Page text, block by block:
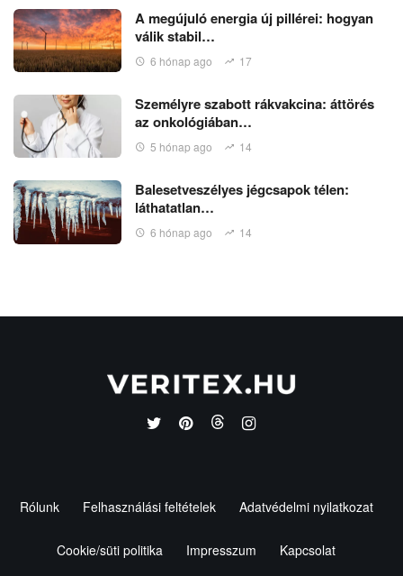
A megújuló energia új pillérei: hogyan
válik stabil…
6 hónap ago 17
Személyre szabott rákvakcina: áttörés
az onkológiában…
5 hónap ago 14
Balesetveszélyes jégcsapok télen:
láthatatlan…
6 hónap ago 14
Rólunk Felhasználási feltételek Adatvédelmi nyilatkozat
Cookie/süti politika Impresszum Kapcsolat